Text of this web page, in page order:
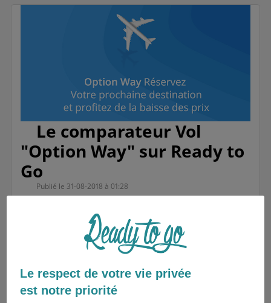
Le comparateur Vol
"Option Way" sur Ready to
Go
Publié le 31-08-2018 à 01:28
Readyers, pour rendre l'organisation de
ton voyage à l'étranger encore plus facile,
thématique VOL.
Pour dénicher l'offre la plus avantageuse, pense
Le respect de votre vie privée
est notre priorité